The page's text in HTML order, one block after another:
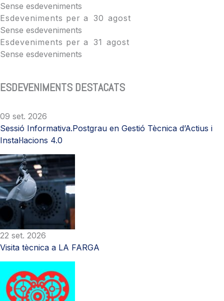
Sense esdeveniments
Esdeveniments per a 30 agost
Sense esdeveniments
Esdeveniments per a 31 agost
Sense esdeveniments
ESDEVENIMENTS DESTACATS
09 set. 2026
Sessió Informativa.Postgrau en Gestió Tècnica d’Actius i
Instal·lacions 4.0
22 set. 2026
Visita tècnica a LA FARGA